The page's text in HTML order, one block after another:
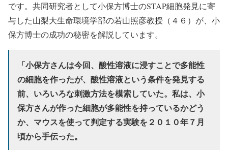
です。共同研究者として小保方博士のSTAP細胞発見に寄
与した山梨大生命環境学部の若山照彦教授（４６）が、小
保方博士の成功の秘密を解説しています。
「小保方さんは今回、酸性溶液に浸すことで多能性
の細胞を作ったが、酸性溶液という条件を発見する
前、いろいろな刺激方法を模索していた。私は、小
保方さんが作った細胞が多能性を持っているかどう
か、マウスを使って判定する実験を２０１０年７月
頃から手伝った。